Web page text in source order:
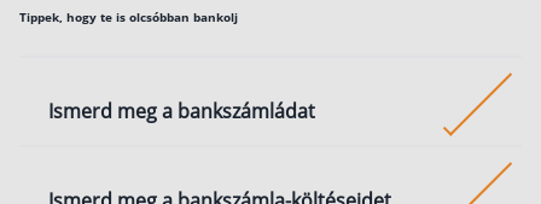
Raiffeisen Aktív
havi 10 vásárlás
feltétel is teljesül
összesen
60 000 Ft
Tippek, hogy te is olcsóbban bankolj
Ismerd meg a bankszámládat